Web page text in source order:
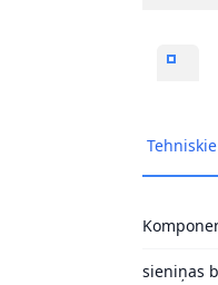
sieniņas